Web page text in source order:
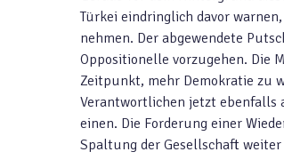
Türkei eindringlich davor
nehmen. Der abgewendete
Oppositionelle vorzugehen. Die
Zeitpunkt, mehr Demokratie zu
Verantwortlichen jetzt ebenfalls
einen. Die Forderung einer
Spaltung der Gesellschaft weiter